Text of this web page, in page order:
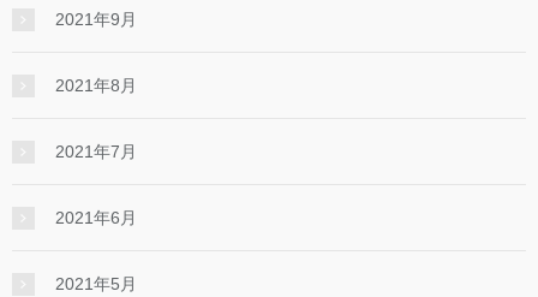
2021年9月
2021年8月
2021年7月
2021年6月
2021年5月